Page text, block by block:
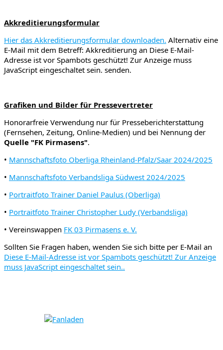
Akkreditierungsformular
Hier das Akkreditierungsformular downloaden. Alternativ eine
E-Mail mit dem Betreff: Akkreditierung an Diese E-Mail-
Adresse ist vor Spambots geschützt! Zur Anzeige muss
JavaScript eingeschaltet sein. senden.
Grafiken und Bilder für Pressevertreter
Honorarfreie Verwendung nur für Presseberichterstattung
(Fernsehen, Zeitung, Online-Medien) und bei Nennung der
Quelle "FK Pirmasens".
• Mannschaftsfoto Oberliga Rheinland-Pfalz/Saar 2024/2025
• Mannschaftsfoto Verbandsliga Südwest 2024/2025
• Portraitfoto Trainer Daniel Paulus (Oberliga)
• Portraitfoto Trainer Christopher Ludy (Verbandsliga)
• Vereinswappen FK 03 Pirmasens e. V.
Sollten Sie Fragen haben, wenden Sie sich bitte per E-Mail an
Diese E-Mail-Adresse ist vor Spambots geschützt! Zur Anzeige
muss JavaScript eingeschaltet sein..